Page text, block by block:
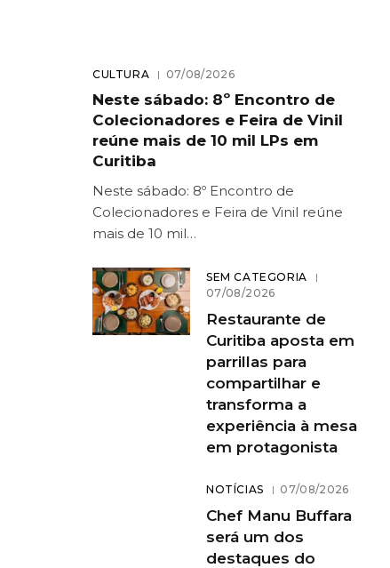
CULTURA 07/08/2026
Neste sábado: 8º Encontro de
Colecionadores e Feira de Vinil
reúne mais de 10 mil LPs em
Curitiba
Neste sábado: 8º Encontro de
Colecionadores e Feira de Vinil reúne
mais de 10 mil…
SEM CATEGORIA
07/08/2026
Restaurante de
Curitiba aposta em
parrillas para
compartilhar e
transforma a
experiência à mesa
em protagonista
NOTÍCIAS 07/08/2026
Chef Manu Buffara
será um dos
destaques do